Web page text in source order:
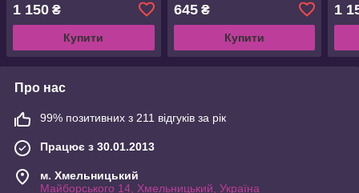
1 150 ₴
Купити
645₴
Купити
1
Про нас
99% позитивних з 211 відгуків за рік
Працює з 30.01.2013
м. Хмельницький
Майборського 14, Хмельницький, Україна